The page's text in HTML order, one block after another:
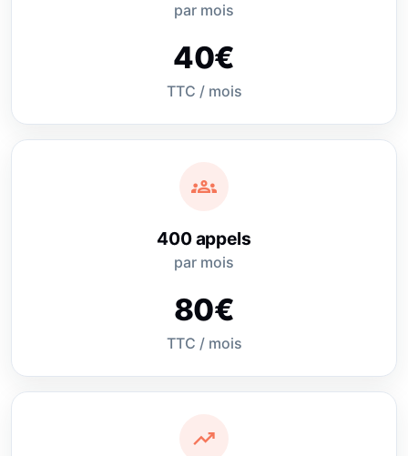
par mois
40€
TTC / mois
groups
400 appels
par mois
80€
TTC / mois
trending_up